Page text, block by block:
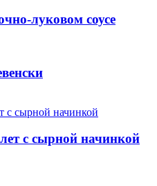
луковом соусе
с сырной начинкой